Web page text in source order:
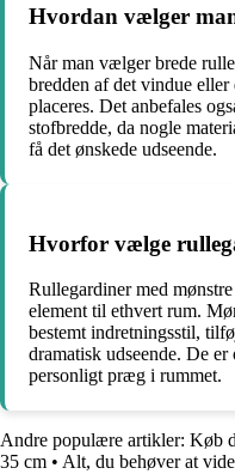
Hvordan vælger
Når man vælger brede
bredden af ​​det vindue
placeres. Det anbefales
stofbredde, da nogle
få det ønskede udseende.
Hvorfor vælge
Rullegardiner med
element til ethvert rum.
bestemt indretningsstil,
dramatisk udseende. De er
personligt præg i rummet.
Andre populære artikler: Køb
35 cm • Alt, du behøver at